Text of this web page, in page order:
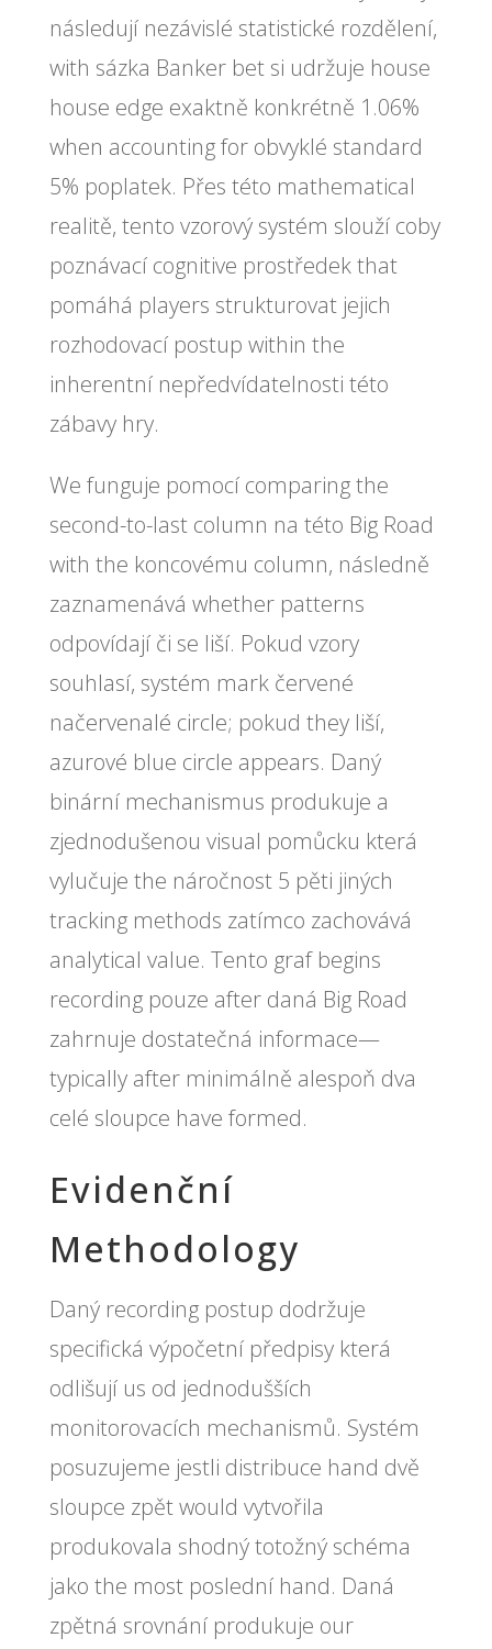
následují nezávislé statistické rozdělení,
with sázka Banker bet si udržuje house
house edge exaktně konkrétně 1.06%
when accounting for obvyklé standard
5% poplatek. Přes této mathematical
realitě, tento vzorový systém slouží coby
poznávací cognitive prostředek that
pomáhá players strukturovat jejich
rozhodovací postup within the
inherentní nepředvídatelnosti této
zábavy hry.
We funguje pomocí comparing the
second-to-last column na této Big Road
with the koncovému column, následně
zaznamenává whether patterns
odpovídají či se liší. Pokud vzory
souhlasí, systém mark červené
načervenalé circle; pokud they liší,
azurové blue circle appears. Daný
binární mechanismus produkuje a
zjednodušenou visual pomůcku která
vylučuje the náročnost 5 pěti jiných
tracking methods zatímco zachovává
analytical value. Tento graf begins
recording pouze after daná Big Road
zahrnuje dostatečná informace—
typically after minimálně alespoň dva
celé sloupce have formed.
Evidenční
Methodology
Daný recording postup dodržuje
specifická výpočetní předpisy která
odlišují us od jednodušších
monitorovacích mechanismů. Systém
posuzujeme jestli distribuce hand dvě
sloupce zpět would vytvořila
produkovala shodný totožný schéma
jako the most poslední hand. Daná
zpětná srovnání produkuje our